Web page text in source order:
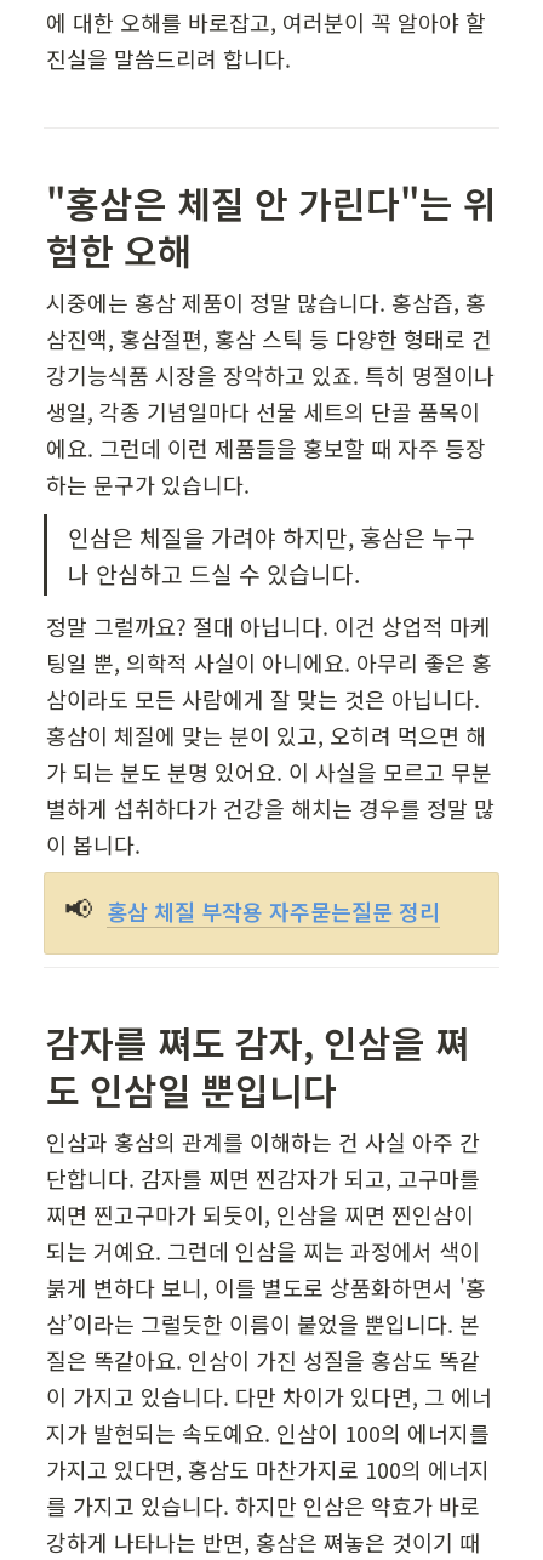
에 대한 오해를 바로잡고, 여러분이 꼭 알아야 할
진실을 말씀드리려 합니다.
"홍삼은 체질 안 가린다"는 위
험한 오해
시중에는 홍삼 제품이 정말 많습니다. 홍삼즙, 홍
삼진액, 홍삼절편, 홍삼 스틱 등 다양한 형태로 건
강기능식품 시장을 장악하고 있죠. 특히 명절이나
생일, 각종 기념일마다 선물 세트의 단골 품목이
에요. 그런데 이런 제품들을 홍보할 때 자주 등장
하는 문구가 있습니다.
인삼은 체질을 가려야 하지만, 홍삼은 누구
나 안심하고 드실 수 있습니다.
정말 그럴까요? 절대 아닙니다. 이건 상업적 마케
팅일 뿐, 의학적 사실이 아니에요. 아무리 좋은 홍
삼이라도 모든 사람에게 잘 맞는 것은 아닙니다.
홍삼이 체질에 맞는 분이 있고, 오히려 먹으면 해
가 되는 분도 분명 있어요. 이 사실을 모르고 무분
별하게 섭취하다가 건강을 해치는 경우를 정말 많
이 봅니다.
📢 홍삼 체질 부작용 자주묻는질문 정리
감자를 쪄도 감자, 인삼을 쪄
도 인삼일 뿐입니다
인삼과 홍삼의 관계를 이해하는 건 사실 아주 간
단합니다. 감자를 찌면 찐감자가 되고, 고구마를
찌면 찐고구마가 되듯이, 인삼을 찌면 찐인삼이
되는 거예요. 그런데 인삼을 찌는 과정에서 색이
붉게 변하다 보니, 이를 별도로 상품화하면서 '홍
삼’이라는 그럴듯한 이름이 붙었을 뿐입니다. 본
질은 똑같아요. 인삼이 가진 성질을 홍삼도 똑같
이 가지고 있습니다. 다만 차이가 있다면, 그 에너
지가 발현되는 속도예요. 인삼이 100의 에너지를
가지고 있다면, 홍삼도 마찬가지로 100의 에너지
를 가지고 있습니다. 하지만 인삼은 약효가 바로
강하게 나타나는 반면, 홍삼은 쪄놓은 것이기 때